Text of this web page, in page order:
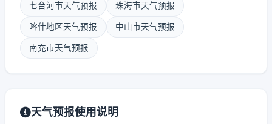
七台河市天气预报 珠海市天气预报
喀什地区天气预报 中山市天气预报
南充市天气预报
天气预报使用说明